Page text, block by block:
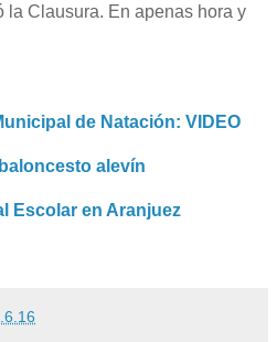
la Clausura. En apenas hora y
de Natación: VIDEO
alevín
Escolar en Aranjuez